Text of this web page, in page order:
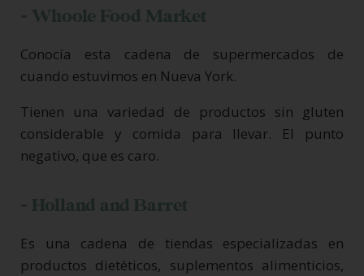
- Whoole Food Market
Conocía esta cadena de supermercados de
cuando estuvimos en Nueva York.
Tienen una variedad de productos sin gluten
considerable y comida para llevar. El punto
negativo, que es caro.
- Holland and Barret
Es una cadena de tiendas especializadas en
productos dietéticos, suplementos alimenticios,